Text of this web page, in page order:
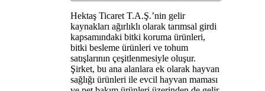
Hektaş Ticaret T.A.Ş.’nin gelir
kaynakları ağırlıklı olarak tarımsal girdi
kapsamındaki bitki koruma ürünleri,
bitki besleme ürünleri ve tohum
satışlarının çeşitlenmesiyle oluşur.
Şirket, bu ana alanlara ek olarak hayvan
sağlığı ürünleri ile evcil hayvan maması